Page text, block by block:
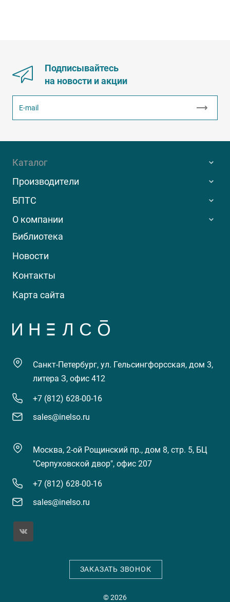
Подписывайтесь
на новости и акции
Каталог
Производители
БПТС
О компании
Библиотека
Новости
Контакты
Карта сайта
Санкт-Петербург, ул. Гельсингфорсская, дом 3,
литера З, офис 412
+7 (812) 628-00-16
sales@inelso.ru
Москва, 2-ой Рощинский пр., дом 8, стр. 5, БЦ
"Серпуховской двор", офис 207
+7 (812) 628-00-16
sales@inelso.ru
ЗАКАЗАТЬ ЗВОНОК
© 2026